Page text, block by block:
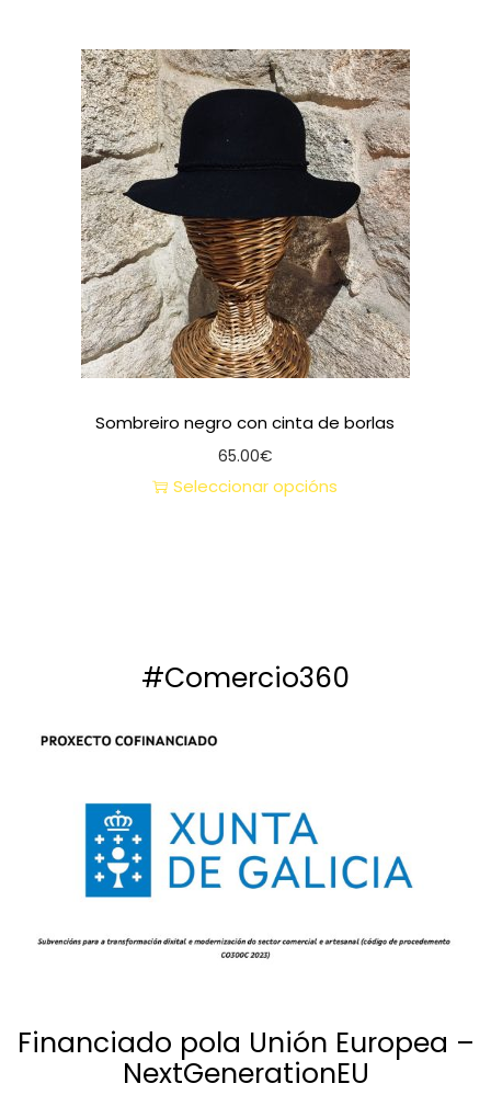
Sombreiro negro con cinta de borlas
65.00€
Seleccionar opcións
#Comercio360
Financiado pola Unión Europea –
NextGenerationEU